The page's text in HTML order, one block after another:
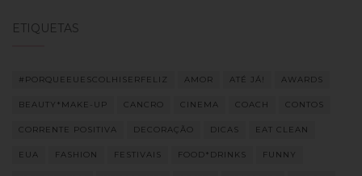
ETIQUETAS
#PORQUEEUESCOLHISERFELIZ AMOR ATÉ JÁ! AWARDS
BEAUTY*MAKE-UP CANCRO CINEMA COACH CONTOS
CORRENTE POSITIVA DECORAÇÃO DICAS EAT CLEAN
EUA FASHION FESTIVAIS FOOD*DRINKS FUNNY